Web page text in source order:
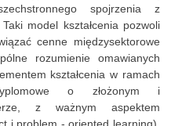
spojrzenia z
model kształcenia pozwoli
cenne międzysektorowe
rozumienie omawianych
kształcenia w ramach
o złożonym i
z ważnym aspektem